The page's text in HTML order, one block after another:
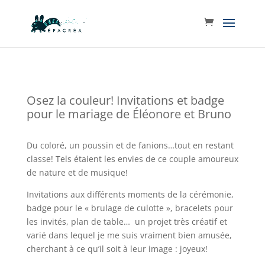
Osez la couleur! Invitations et badge
pour le mariage de Éléonore et Bruno
Du coloré, un poussin et de fanions…tout en restant
classe! Tels étaient les envies de ce couple amoureux
de nature et de musique!
Invitations aux différents moments de la cérémonie,
badge pour le « brulage de culotte », bracelets pour
les invités, plan de table… un projet très créatif et
varié dans lequel je me suis vraiment bien amusée,
cherchant à ce qu’il soit à leur image : joyeux!